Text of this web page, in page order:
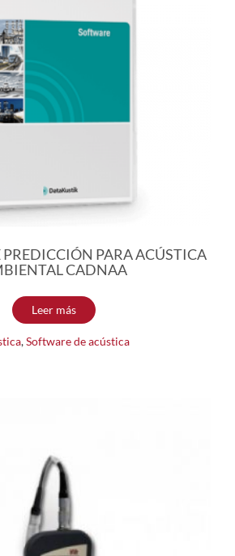
PREDICCIÓN PARA ACÚSTICA
CADNAA
Leer más
,Software de acústica